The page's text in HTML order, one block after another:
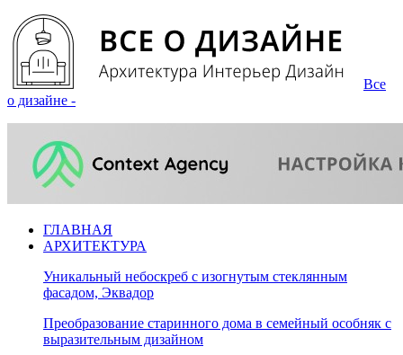
Все
о дизайне -
ГЛАВНАЯ
АРХИТЕКТУРА
Уникальный небоскреб с изогнутым стеклянным
фасадом, Эквадор
Преобразование старинного дома в семейный особняк с
выразительным дизайном